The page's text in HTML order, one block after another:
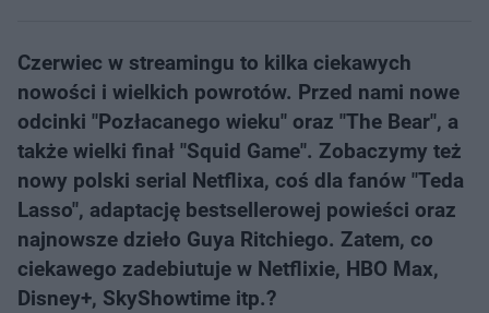
Czerwiec w streamingu to kilka ciekawych
nowości i wielkich powrotów. Przed nami nowe
odcinki "Pozłacanego wieku" oraz "The Bear", a
także wielki finał "Squid Game". Zobaczymy też
nowy polski serial Netflixa, coś dla fanów "Teda
Lasso", adaptację bestsellerowej powieści oraz
najnowsze dzieło Guya Ritchiego. Zatem, co
ciekawego zadebiutuje w Netflixie, HBO Max,
Disney+, SkyShowtime itp.?